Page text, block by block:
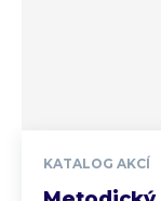
KATALOG AKCÍ